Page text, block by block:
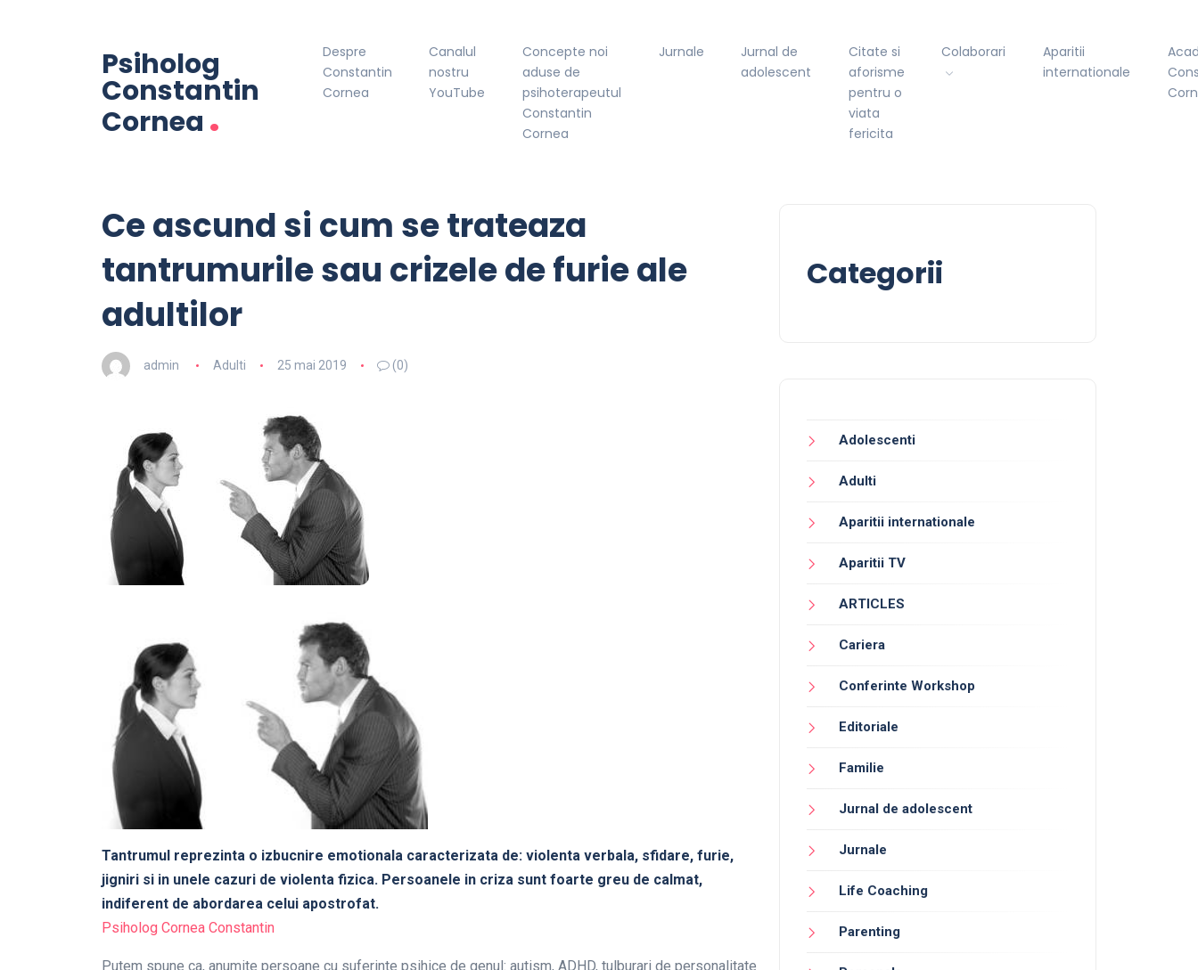
Psiholog
Constantin
Cornea.
Despre
Constantin
Cornea
Canalul
nostru
YouTube
Concepte noi
aduse de
psihoterapeutul
Constantin
Cornea
Jurnale
Jurnal de
adolescent
Citate si
aforisme
pentru o
viata
fericita
Colaborari
Aparitii
internationale
Ce ascund si cum se trateaza
tantrumurile sau crizele de furie ale
adultilor
admin Adulti 25 mai 2019 (0)
Tantrumul reprezinta o izbucnire emotionala caracterizata de: violenta verbala, sfidare, furie,
jigniri si in unele cazuri de violenta fizica. Persoanele in criza sunt foarte greu de calmat,
indiferent de abordarea celui apostrofat.
Psiholog Cornea Constantin
Putem spune ca, anumite persoane cu suferinte psihice de genul: autism, ADHD, tulburari de personalitate
Categorii
Adolescenti
Adulti
Aparitii internationale
Aparitii TV
ARTICLES
Cariera
Conferinte Workshop
Editoriale
Familie
Jurnal de adolescent
Jurnale
Life Coaching
Parenting